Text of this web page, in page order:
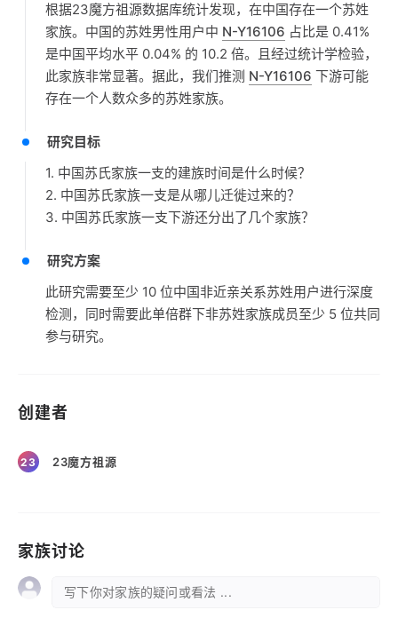
根据23魔方祖源数据库统计发现，在中国存在一个苏姓
家族。中国的苏姓男性用户中 N-Y16106 占比是 0.41%
是中国平均水平 0.04% 的 10.2 倍。且经过统计学检验，
此家族非常显著。据此，我们推测 N-Y16106 下游可能
存在一个人数众多的苏姓家族。
研究目标
1. 中国苏氏家族一支的建族时间是什么时候？
2. 中国苏氏家族一支是从哪儿迁徙过来的？
3. 中国苏氏家族一支下游还分出了几个家族？
研究方案
此研究需要至少 10 位中国非近亲关系苏姓用户进行深度
检测，同时需要此单倍群下非苏姓家族成员至少 5 位共同
参与研究。
创建者
23 23魔方祖源
家族讨论
写下你对家族的疑问或看法 ...